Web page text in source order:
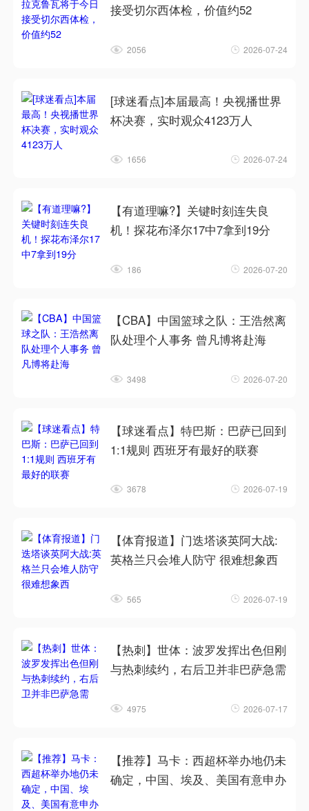
接受切尔西体检，价值约52
2056 2026-07-24
[球迷看点]本届最高！央视播世界
杯决赛，实时观众4123万人
1656 2026-07-24
【有道理嘛?】关键时刻连失良
机！探花布泽尔17中7拿到19分
186 2026-07-20
【CBA】中国篮球之队：王浩然离
队处理个人事务 曾凡博将赴海
3498 2026-07-20
【球迷看点】特巴斯：巴萨已回到
1:1规则 西班牙有最好的联赛
3678 2026-07-19
【体育报道】门迭塔谈英阿大战:
英格兰只会堆人防守 很难想象西
565 2026-07-19
【热刺】世体：波罗发挥出色但刚
与热刺续约，右后卫并非巴萨急需
4975 2026-07-17
【推荐】马卡：西超杯举办地仍未
确定，中国、埃及、美国有意申办